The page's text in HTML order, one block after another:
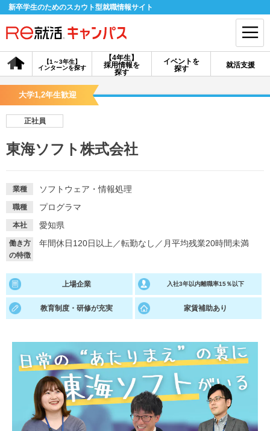
新卒学生のためのスカウト型就職情報サイト
【4年生】
採用情報を
探す
【1～3年生】
インターンを探す
イベントを
探す
就活支援
会員登録 ログイン
探す
イベントを探す
就活ノウハウ・サポート
就活支援
就活ノウハウが満載！ お役立ち記事・相談室など
あなたに合う仕事を診断！ 動画で対策講座をチェック
就活ニュースペーパー
就活時事ニュースを更新
よくある質問
不明点があればこちら
大学1,2年生歓迎
正社員
東海ソフト株式会社
業種 ソフトウェア・情報処理
職種 プログラマ
本社 愛知県
働き方
の特徴
年間休日120日以上 ／転勤なし ／ 月平均残業20時間未満
上場企業 入社3年以内離職率15％以下
教育制度・研修が充実 家賃補助あり